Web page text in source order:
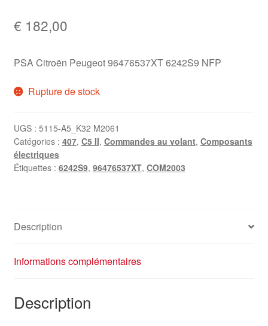
€ 182,00
PSA Citroën Peugeot 96476537XT 6242S9 NFP
Rupture de stock
UGS : 5115-A5_K32 M2061
Catégories : 407, C5 II, Commandes au volant, Composants
électriques
Étiquettes : 6242S9, 96476537XT, COM2003
Description
Informations complémentaires
Description